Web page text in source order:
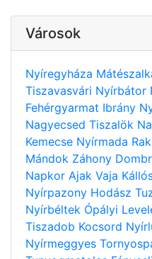
Városok
Nyíregyháza
Tiszavasvári Nyírbátor
Fehérgyarmat Ibrány
Nagyecsed Tiszalök
Kemecse Nyírmada
Mándok Záhony
Napkor Ajak Vaja
Nyírpazony Hodász
Nyírbéltek Ópályi
Tiszadob Kocsord
Nyírmeggyes